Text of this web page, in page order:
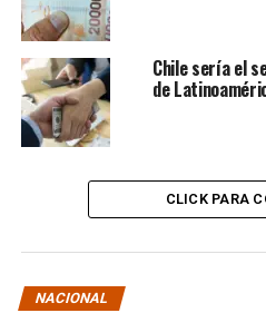
Chile sería el
de
CLICK PARA
NACIONAL